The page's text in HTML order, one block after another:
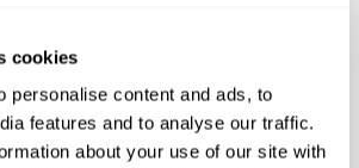
cookies
personalise content and ads, to
features and to analyse our traffic.
about your use of our site with